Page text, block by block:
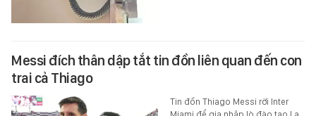
Messi đích thân dập tắt tin đồn liên quan đến con
trai cả Thiago
Tin đồn Thiago Messi rời Inter